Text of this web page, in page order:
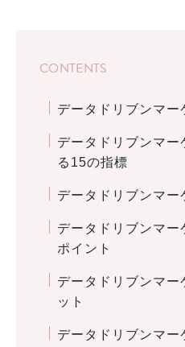
CONTENTS
データドリブンマー
データドリブンマ
る15の指標
データドリブンマ
データドリブンマー
ポイント
データドリブンマー
ット
データドリブンマー